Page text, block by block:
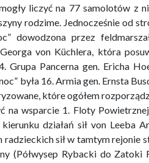
liczyć na 77 samolotów z
rodzime. Jednocześnie od
dowodzona przez
von Küchlera, która
Grupa Pancerna gen. Ericha
była 16. Armia gen. Ernsta
które ogółem
na wsparcie 1. Floty
działań sił von Leeba
sił w tamtym rejonie
(Półwysep Rybacki do